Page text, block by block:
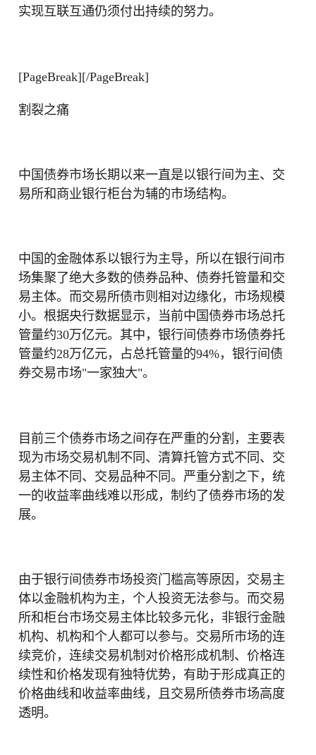
实现互联互通仍须付出持续的努力。
[PageBreak][/PageBreak]
割裂之痛
中国债券市场长期以来一直是以银行间为主、交
易所和商业银行柜台为辅的市场结构。
中国的金融体系以银行为主导，所以在银行间市
场集聚了绝大多数的债券品种、债券托管量和交
易主体。而交易所债市则相对边缘化，市场规模
小。根据央行数据显示，当前中国债券市场总托
管量约30万亿元。其中，银行间债券市场债券托
管量约28万亿元，占总托管量的94%，银行间债
券交易市场"一家独大"。
目前三个债券市场之间存在严重的分割，主要表
现为市场交易机制不同、清算托管方式不同、交
易主体不同、交易品种不同。严重分割之下，统
一的收益率曲线难以形成，制约了债券市场的发
展。
由于银行间债券市场投资门槛高等原因，交易主
体以金融机构为主，个人投资无法参与。而交易
所和柜台市场交易主体比较多元化，非银行金融
机构、机构和个人都可以参与。交易所市场的连
续竞价，连续交易机制对价格形成机制、价格连
续性和价格发现有独特优势，有助于形成真正的
价格曲线和收益率曲线，且交易所债券市场高度
透明。